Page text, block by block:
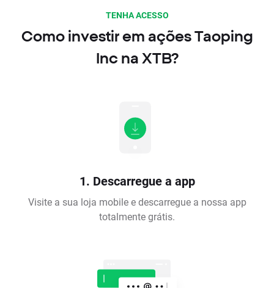
TENHA ACESSO
Como investir em ações Taoping
Inc na XTB?
1. Descarregue a app
Visite a sua loja mobile e descarregue a nossa app
totalmente grátis.